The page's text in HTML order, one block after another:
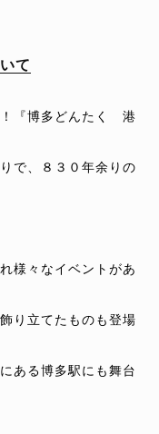
て
！『博多どんたく 港
で、８３０年余りの
様々なイベントがあ
り立てたものも登場
ある博多駅にも舞台